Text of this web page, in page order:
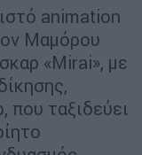
animation
Μαμόρου
«Mirai», με
που ταξιδεύει